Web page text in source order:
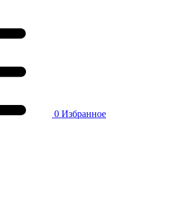
0 Избранное